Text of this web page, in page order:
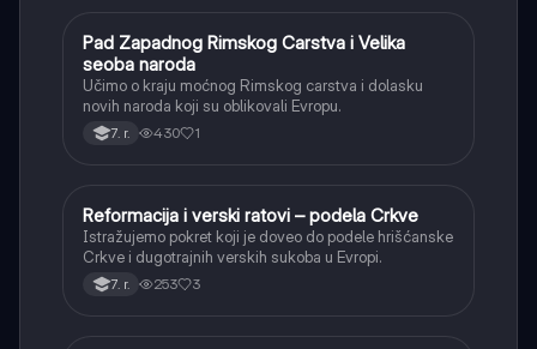
Istorija
Pad Zapadnog Rimskog Carstva i Velika
seoba naroda
Učimo o kraju moćnog Rimskog carstva i dolasku
novih naroda koji su oblikovali Evropu.
7. r. 430 1
Istorija
Reformacija i verski ratovi – podela Crkve
Istražujemo pokret koji je doveo do podele hrišćanske
Crkve i dugotrajnih verskih sukoba u Evropi.
7. r. 253 3